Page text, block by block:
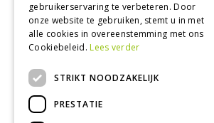
Aster
Aster x frikartii 'M?nch'
gebruikerservaring te verbeteren. Door
onze website te gebruiken, stemt u in met
alle cookies in overeenstemming met ons
Cookiebeleid.Lees verder
STRIKT NOODZAKELIJK
PRESTATIE